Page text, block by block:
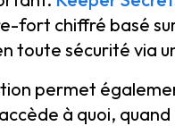
fort chiffré basé
toute sécurité via
permet
à quoi,